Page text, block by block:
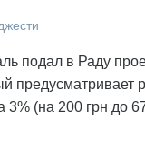
подал в Раду
предусматривает
3% (на 200 грн до